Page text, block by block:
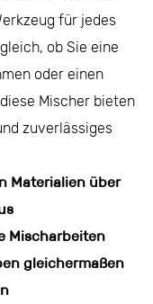
für jedes
ob Sie eine
oder einen
Mischer bieten
zuverlässiges
Materialien über
Mischarbeiten
gleichermaßen